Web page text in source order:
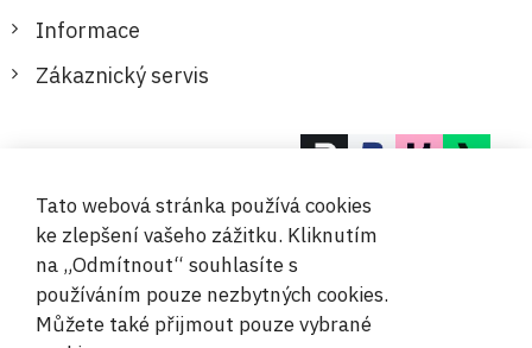
Informace
Zákaznický servis
© 2019-2026 Megamix s.r.o.
Tato webová stránka používá cookies
ke zlepšení vašeho zážitku. Kliknutím
na „Odmítnout“ souhlasíte s
používáním pouze nezbytných cookies.
Můžete také přijmout pouze vybrané